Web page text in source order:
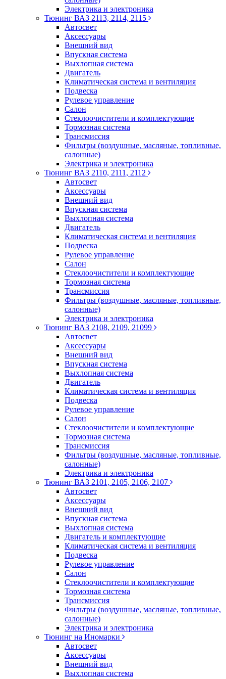
Электрика и электроника
Тюнинг ВАЗ 2113, 2114, 2115
Автосвет
Аксессуары
Внешний вид
Впускная система
Выхлопная система
Двигатель
Климатическая система и вентиляция
Подвеска
Рулевое управление
Салон
Стеклоочистители и комплектующие
Тормозная система
Трансмиссия
Фильтры (воздушные, масляные, топливные,
салонные)
Электрика и электроника
Тюнинг ВАЗ 2110, 2111, 2112
Автосвет
Аксессуары
Внешний вид
Впускная система
Выхлопная система
Двигатель
Климатическая система и вентиляция
Подвеска
Рулевое управление
Салон
Стеклоочистители и комплектующие
Тормозная система
Трансмиссия
Фильтры (воздушные, масляные, топливные,
салонные)
Электрика и электроника
Тюнинг ВАЗ 2108, 2109, 21099
Автосвет
Аксессуары
Внешний вид
Впускная система
Выхлопная система
Двигатель
Климатическая система и вентиляция
Подвеска
Рулевое управление
Салон
Стеклоочистители и комплектующие
Тормозная система
Трансмиссия
Фильтры (воздушные, масляные, топливные,
салонные)
Электрика и электроника
Тюнинг ВАЗ 2101, 2105, 2106, 2107
Автосвет
Аксессуары
Внешний вид
Впускная система
Выхлопная система
Двигатель и комплектующие
Климатическая система и вентиляция
Подвеска
Рулевое управление
Салон
Стеклоочистители и комплектующие
Тормозная система
Трансмиссия
Фильтры (воздушные, масляные, топливные,
салонные)
Электрика и электроника
Тюнинг на Иномарки
Автосвет
Аксессуары
Внешний вид
Выхлопная система